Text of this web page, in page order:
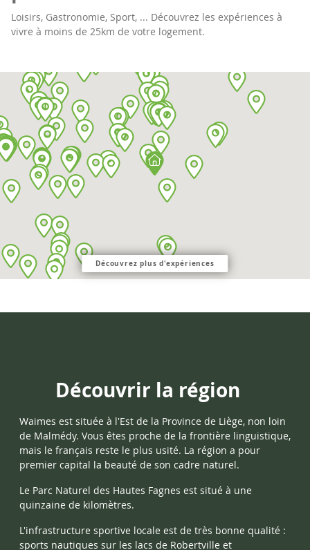
Loisirs, Gastronomie, Sport, ... Découvrez les expériences à
vivre à moins de 25km de votre logement.
Découvrez plus d'expériences
Découvrir la région
Waimes est située à l'Est de la Province de Liège, non loin
de Malmédy. Vous êtes proche de la frontière linguistique,
mais le français reste le plus usité. La région a pour
premier capital la beauté de son cadre naturel.
Le Parc Naturel des Hautes Fagnes est situé à une
quinzaine de kilomètres.
L'infrastructure sportive locale est de très bonne qualité :
sports nautiques sur les lacs de Robertville et